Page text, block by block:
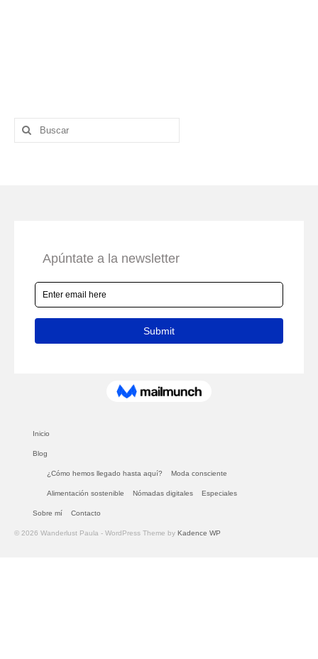
Buscar
por:
Inicio
Blog
¿Cómo hemos llegado hasta aquí? Moda consciente
Alimentación sostenible Nómadas digitales Especiales
Sobre mí Contacto
© 2026 Wanderlust Paula - WordPress Theme by Kadence WP